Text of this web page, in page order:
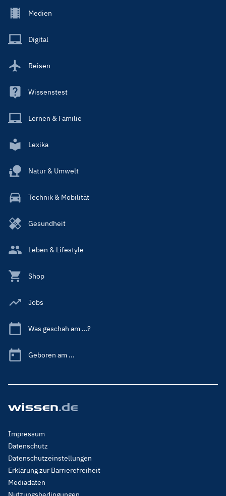
Footer
Main
Medien
Digital
Reisen
Wissenstest
Lernen & Familie
Lexika
Natur & Umwelt
Technik & Mobilität
Gesundheit
Leben & Lifestyle
Shop
Jobs
Was geschah am ...?
Geboren am ...
Footer
Menu
Legal
Impressum
Datenschutz
Datenschutzeinstellungen
Erklärung zur Barrierefreiheit
Mediadaten